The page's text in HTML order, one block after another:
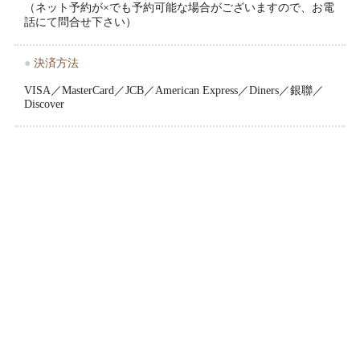
（ネット予約が×でも予約可能な場合がございますので、お電
話にて問合せ下さい）
● 決済方法
VISA／MasterCard／JCB／American Express／Diners／銀聯／
Discover